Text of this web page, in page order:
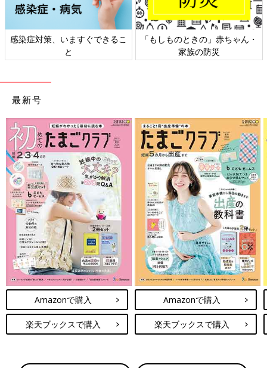
日本外来小児科学会リーフレッ
ト検討会
六星占術 細木かおりさんの人
相談
最新号
Amazonで購入
楽天ブックスで購入
Amazonで購入
楽天ブックスで購入